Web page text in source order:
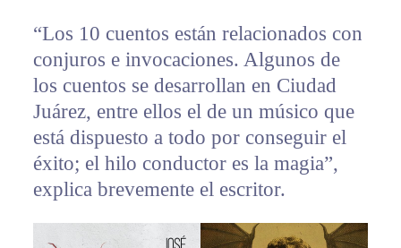
“Los 10 cuentos están relacionados con
conjuros e invocaciones. Algunos de
los cuentos se desarrollan en Ciudad
Juárez, entre ellos el de un músico que
está dispuesto a todo por conseguir el
éxito; el hilo conductor es la magia”,
explica brevemente el escritor.